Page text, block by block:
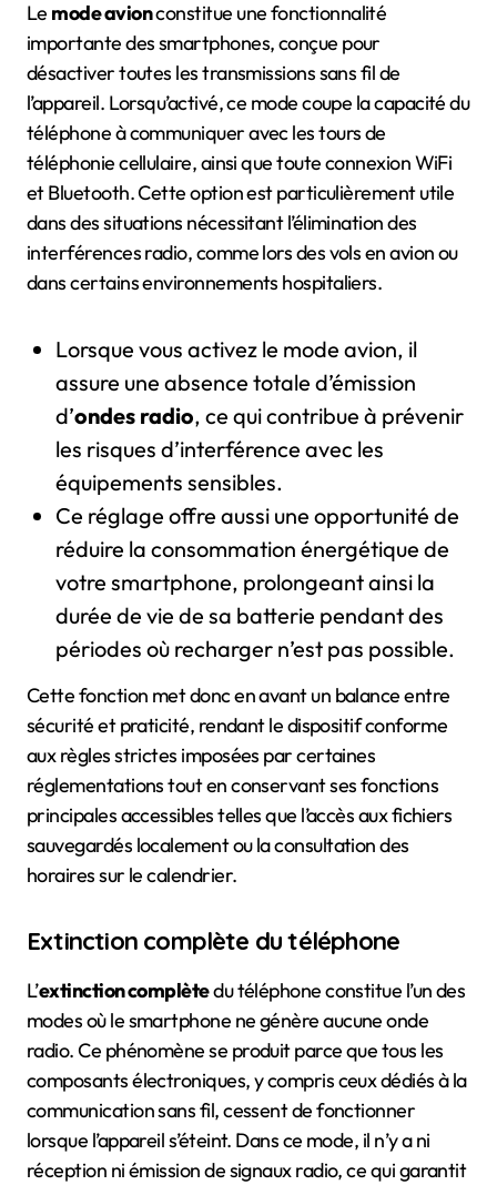
Le mode avionconstitue une fonctionnalité
importante des smartphones, conçue pour
désactiver toutes les transmissions sans fil de
l’appareil. Lorsqu’activé, ce mode coupe la capacité du
téléphone à communiquer avec les tours de
téléphonie cellulaire, ainsi que toute connexion WiFi
et Bluetooth. Cette option est particulièrement utile
dans des situations nécessitant l’élimination des
interférences radio, comme lors des vols en avion ou
dans certains environnements hospitaliers.
Lorsque vous activez le mode avion, il
assure une absence totale d’émission
d’ondes radio, ce qui contribue à prévenir
les risques d’interférence avec les
équipements sensibles.
Ce réglage offre aussi une opportunité de
réduire la consommation énergétique de
votre smartphone, prolongeant ainsi la
durée de vie de sa batterie pendant des
périodes où recharger n’est pas possible.
Cette fonction met donc en avant un balance entre
sécurité et praticité, rendant le dispositif conforme
aux règles strictes imposées par certaines
réglementations tout en conservant ses fonctions
principales accessibles telles que l’accès aux fichiers
sauvegardés localement ou la consultation des
horaires sur le calendrier.
Extinction complète du téléphone
L’extinction complètedu téléphone constitue l’un des
modes où le smartphone ne génère aucune onde
radio. Ce phénomène se produit parce que tous les
composants électroniques, y compris ceux dédiés à la
communication sans fil, cessent de fonctionner
lorsque l’appareil s’éteint. Dans ce mode, il n’y a ni
réception ni émission de signaux radio, ce qui garantit